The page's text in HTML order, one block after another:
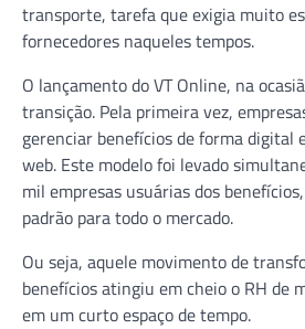
transporte, tarefa que exigia muito
fornecedores naqueles tempos.
O lançamento do VT Online, na
transição. Pela primeira vez,
gerenciar benefícios de forma digital
web. Este modelo foi levado
mil empresas usuárias dos
padrão para todo o mercado.
Ou seja, aquele movimento de
benefícios atingiu em cheio o RH de
em um curto espaço de tempo.